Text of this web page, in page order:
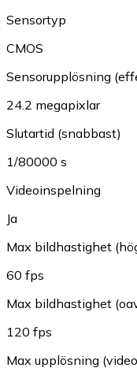
Sensortyp
CMOS
Sensorupplösning
24.2 megapixlar
Slutartid (snabbast)
1/80000 s
Videoinspelning
Ja
Max bildhastighet
60 fps
Max bildhastighet
120 fps
Max upplösning